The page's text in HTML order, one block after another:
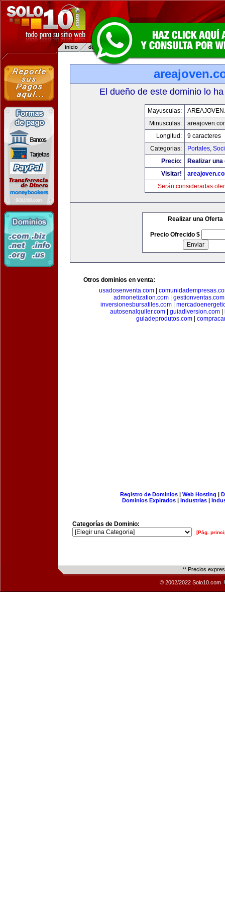
El dueño de este dominio lo
Mayusculas:
Minusculas:
Longitud:
9 caracteres
Categorias:
Portales,
Precio:
Realizar
Visitar!
Serán consideradas
Realizar una Oferta
Precio Ofrecido $
Otros dominios en venta:
usadosenventa.com|
admonetization.com| gestionventas.com
inversionesbursatiles.com|
autosenalquiler.com| guiadiversion.com|
guiadeprodutos.com|
Registro de Dominios| Web Hosting |
Dominios Expirados | Industrias |
Categorías de Dominio:
[Pág.
** Precios
© 2002/2022 Solo10.com